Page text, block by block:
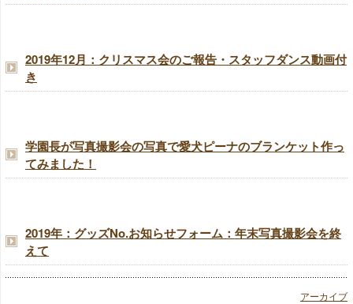
2019年12月：クリスマス会のご報告・スタッフダンス動画付
き
学園長が写真撮影会の写真で愛犬ピーナのブランケット作っ
てみました！
2019年：グッズNo.お知らせフォーム：年末写真撮影会を終
えて
アーカイブ